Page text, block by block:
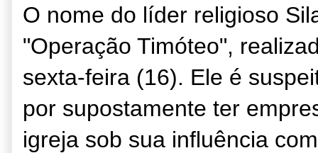
O nome do líder religioso
"Operação Timóteo",
sexta-feira (16). Ele é
por supostamente ter
igreja sob sua influência